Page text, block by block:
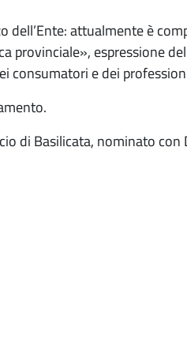
dell’Ente: attualmente è
provinciale», espressione
consumatori e dei
di Basilicata, nominato con